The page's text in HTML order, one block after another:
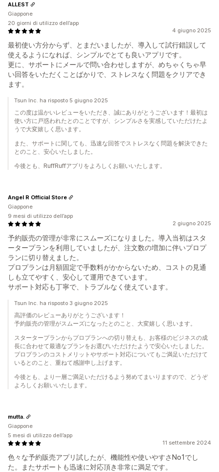
4 giugno 2025
最初使い方分からず、とまだいましたが、導入して試行錯誤して
使えるようになれば、シンプルでとても良いアプリです。
更に、サポートにメールで問い合わせしますが、めちゃくちゃ早
い回答をいただくことばかりで、ストレスなく問題をクリアでき
ます。
ALLEST
Giappone
20 giorni di utilizzo dell’app
Tsun Inc. ha risposto 5 giugno 2025
この度は温かいレビューをいただき、誠にありがとうございます！最初は
使い方に戸惑われたとのことですが、シンプルさを実感していただけたよ
うで大変嬉しく思います。
また、サポートに関しても、迅速な回答でストレスなく問題を解決できた
とのこと、安心いたしました。
今後とも、RuffRuffアプリをよろしくお願いいたします。
2 giugno 2025
予約販売の管理が非常にスムーズになりました。導入当初はスタ
ータープランを利用していましたが、注文数の増加に伴いプロプ
ランに切り替えました。
プロプランは月額固定で手数料がかからないため、コストの見通
しも立てやすく、安心して運用できています。
サポート対応も丁寧で、トラブルなく使えています。
Angel R Official Store
Giappone
9 mesi di utilizzo dell’app
Tsun Inc. ha risposto 3 giugno 2025
高評価のレビューありがとうございます！
予約販売の管理がスムーズになったとのこと、大変嬉しく思います。
スタータープランからプロプランへの切り替えも、お客様のビジネスの成
長に合わせて最適なプランをお選びいただけたようで安心いたしました。
プロプランのコストメリットやサポート対応についてもご満足いただけて
いるとのこと、重ねて感謝申し上げます。
今後とも、より一層ご満足いただけるよう努めてまいりますので、どうぞ
よろしくお願いいたします。
11 settembre 2024
色々な予約販売アプリ試したが、機能性や使いやすさNo1でし
た。またサポートも迅速に対応頂き非常に満足です。
mutta.
Giappone
5 mesi di utilizzo dell’app